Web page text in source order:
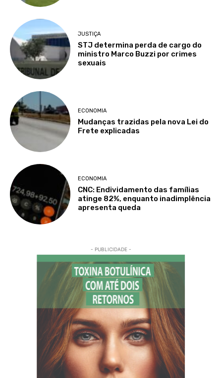
JUSTIÇA
STJ determina perda de cargo do
ministro Marco Buzzi por crimes
sexuais
ECONOMIA
Mudanças trazidas pela nova Lei do
Frete explicadas
ECONOMIA
CNC: Endividamento das famílias
atinge 82%, enquanto inadimplência
apresenta queda
- PUBLICIDADE -